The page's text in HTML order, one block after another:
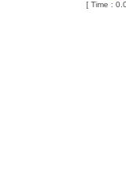
[ Time :